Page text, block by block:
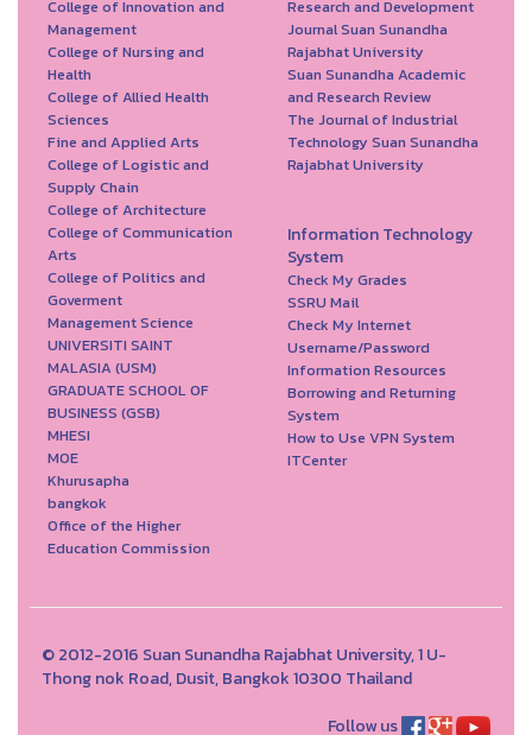
College of Innovation and
Management
College of Nursing and
Health
College of Allied Health
Sciences
Fine and Applied Arts
College of Logistic and
Supply Chain
College of Architecture
College of Communication
Arts
College of Politics and
Goverment
Management Science
UNIVERSITI SAINT
MALASIA (USM)
GRADUATE SCHOOL OF
BUSINESS (GSB)
MHESI
MOE
Khurusapha
bangkok
Office of the Higher
Education Commission
Research and Development
Journal Suan Sunandha
Rajabhat University
Suan Sunandha Academic
and Research Review
The Journal of Industrial
Technology Suan Sunandha
Rajabhat University
Information Technology
System
Check My Grades
SSRU Mail
Check My Internet
Username/Password
Information Resources
Borrowing and Returning
System
How to Use VPN System
ITCenter
© 2012-2016 Suan Sunandha Rajabhat University, 1 U-
Thong nok Road, Dusit, Bangkok 10300 Thailand
Follow us